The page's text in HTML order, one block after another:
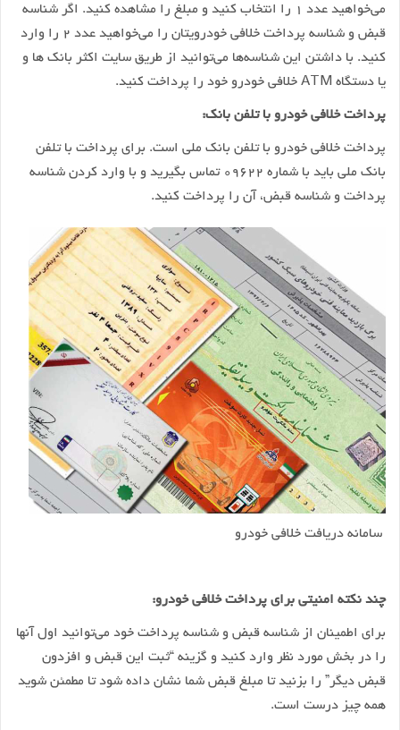
می‌خواهید عدد ۱ را انتخاب کنید و مبلغ را مشاهده کنید. اگر شناسه
قبض و شناسه پرداخت خلافی خودرویتان را می‌خواهید عدد ۲ را وارد
کنید. با داشتن این شناسه‌ها می‌توانید از طریق سایت اکثر بانک ها و
یا دستگاه ATM خلافی خودرو خود را پرداخت کنید.
پرداخت خلافی خودرو با تلفن بانک:
پرداخت خلافی خودرو با تلفن بانک ملی است. برای پرداخت با تلفن
بانک ملی باید با شماره ۰۹۶۲۲ تماس بگیرید و با وارد کردن شناسه
پرداخت و شناسه قبض، آن را پرداخت کنید.
سامانه دریافت خلافی خودرو
چند نکته امنیتی برای پرداخت خلافی خودرو:
برای اطمینان از شناسه قبض و شناسه پرداخت خود می‌توانید اول آنها
را در بخش مورد نظر وارد کنید و گزینه “ثبت این قبض و افزدون
قبض دیگر” را بزنید تا مبلغ قبض شما نشان داده شود تا مطمئن شوید
همه چیز درست است.